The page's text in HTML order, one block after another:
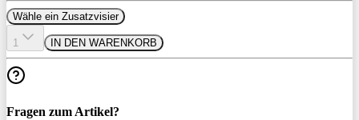
Wähle ein Zusatzvisier
1 IN DEN WARENKORB
Fragen zum Artikel?